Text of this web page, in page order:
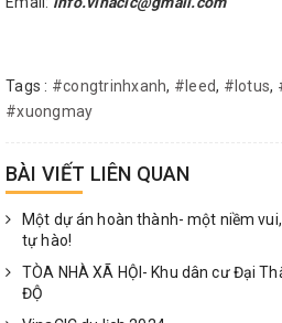
Tags : #congtrinhxanh, #leed, #lotus,
#xuongmay
BÀI VIẾT LIÊN QUAN
Một dự án hoàn thành- một niềm
tự hào!
TÒA NHÀ XÃ HỘI- Khu dân cư Đại
ĐỘ